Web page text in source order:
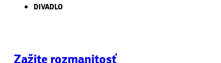
DIVADLO
Zažite rozmanitosť